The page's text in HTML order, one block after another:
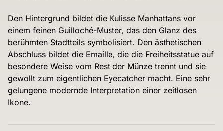
Den Hintergrund bildet die Kulisse Manhattans vor
einem feinen Guilloché-Muster, das den Glanz des
berühmten Stadtteils symbolisiert. Den ästhetischen
Abschluss bildet die Emaille, die die Freiheitsstatue auf
besondere Weise vom Rest der Münze trennt und sie
gewollt zum eigentlichen Eyecatcher macht. Eine sehr
gelungene modernde Interpretation einer zeitlosen
Ikone.